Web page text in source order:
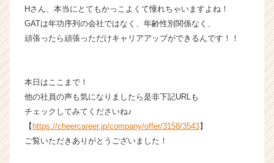
Hさん、本当にとてもかっこよくて憧れちゃいますよね！
GATは年功序列の会社ではなく、年齢性別関係なく、
頑張ったら頑張っただけキャリアアップができるんです！！
本日はここまで！
他の社員の声も気になりましたら是非下記URLも
チェックしてみてくださいね♪
【 https://cheercareer.jp/company/offer/3158/3543】
ご覧いただきありがとうございました！